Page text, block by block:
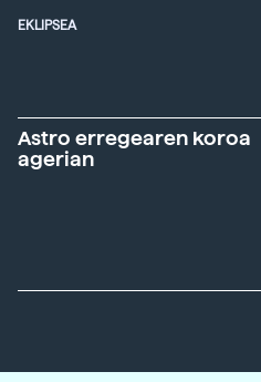
EKLIPSEA
Astro erregearen koroa
agerian